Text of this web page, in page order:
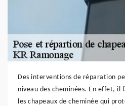
Des interventions de réparation
niveau des cheminées. En effet, il
les chapeaux de cheminée qui